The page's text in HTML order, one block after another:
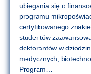
ubiegania się o
programu
certyfikowanego
studentów
doktorantów w
medycznych,
Program…